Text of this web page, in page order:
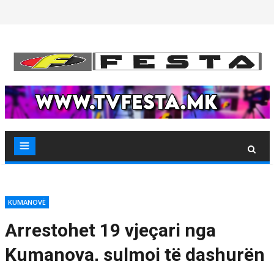
KUMANOVË
Arrestohet 19 vjeçari nga
Kumanova, sulmoi të dashurën